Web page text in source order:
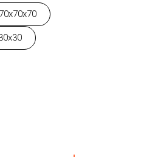
70x70x70